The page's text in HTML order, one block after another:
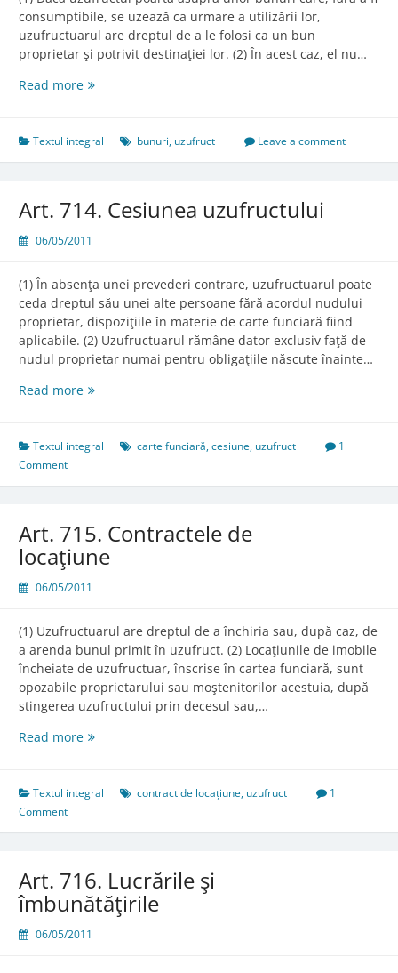
consumptibile, se uzează ca urmare a utilizării lor,
uzufructuarul are dreptul de a le folosi ca un bun
proprietar şi potrivit destinaţiei lor. (2) În acest caz, el nu…
Read moreArt.
asupra
bunurilor
Textul integral bunuri, uzufruct Leave a comment
Art. 714. Cesiunea uzufructului
06/05/2011
(1) În absenţa unei prevederi contrare, uzufructuarul poate
ceda dreptul său unei alte persoane fără acordul nudului
proprietar, dispoziţiile în materie de carte funciară fiind
aplicabile. (2) Uzufructuarul rămâne dator exclusiv faţă de
nudul proprietar numai pentru obligaţiile născute înainte…
Read moreArt.
uzufructului
Textul integral carte funciară,cesiune, uzufruct
1
Comment
Art. 715. Contractele de
locaţiune
06/05/2011
(1) Uzufructuarul are dreptul de a închiria sau, după caz, de
a arenda bunul primit în uzufruct. (2) Locaţiunile de imobile
încheiate de uzufructuar, înscrise în cartea funciară, sunt
opozabile proprietarului sau moştenitorilor acestuia, după
stingerea uzufructului prin decesul sau,…
Read moreArt.
de
Textul integral contract de locațiune, uzufruct
1
Comment
Art. 716. Lucrările şi
îmbunătăţirile
06/05/2011